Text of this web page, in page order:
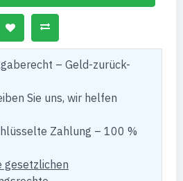
– Geld-zurück-
Sie uns, wir helfen
Zahlung – 100 %
gesetzlichen